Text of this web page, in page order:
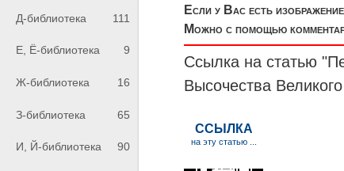
Д-библиотека 111
Е, Ё-библиотека 9
Ж-библиотека 16
З-библиотека 65
И, Й-библиотека 90
Если у Вас есть
Можно с помощью
Ссылка на статью
Высочества